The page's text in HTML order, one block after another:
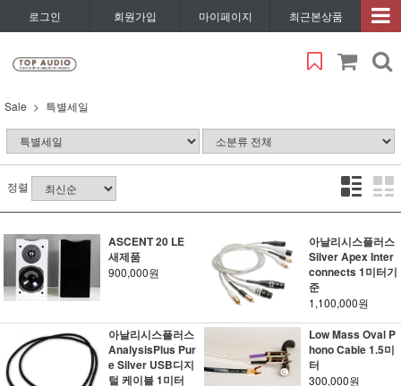
로그인 회원가입 마이페이지 최근본상품
Sale 특별세일
정렬
ASCENT 20 LE
새제품
900,000원
아날리시스플러스
Silver Apex Inter
connects 1미터기
준
1,100,000원
아날리시스플러스
AnalysisPlus Pur
e Silver USB디지
털 케이블 1미터
Low Mass Oval P
hono Cable 1.5미
터
300,000원